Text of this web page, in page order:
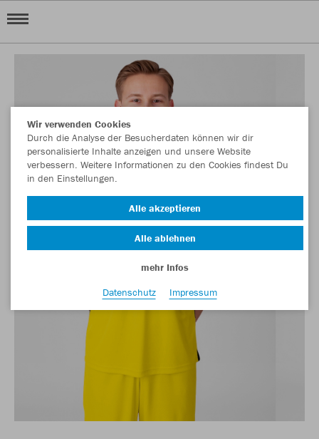
Wir verwenden Cookies
Durch die Analyse der Besucherdaten können wir dir
personalisierte Inhalte anzeigen und unsere Website
verbessern. Weitere Informationen zu den Cookies findest Du
in den Einstellungen.
Alle akzeptieren
Alle ablehnen
mehr Infos
Datenschutz
Impressum